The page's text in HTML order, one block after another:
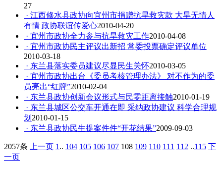
27
· 江西修水县政协向宜州市捐赠抗旱救灾款 大旱无情人
有情 政协联谊传爱心2010-04-20
· 宜州市政协全力参与抗旱救灾工作2010-04-08
· 宜州市政协民主评议出新招 常委投票确定评议单位
2010-03-18
· 东兰县落实委员建议尽显民生关怀2010-03-05
· 宜州市政协出台《委员考核管理办法》 对不作为的委
员亮出“红牌”2010-02-04
· 东兰县政协创新会议形式与民零距离接触2010-01-19
· 东兰县城区公交车开通在即 采纳政协建议 科学合理规
划 2010-01-15
· 东兰县政协民生提案件件“开花结果”2009-09-03
2057条 上一页 1 .. 104 105 106 107 108 109 110 111 112 ..115 下
一页